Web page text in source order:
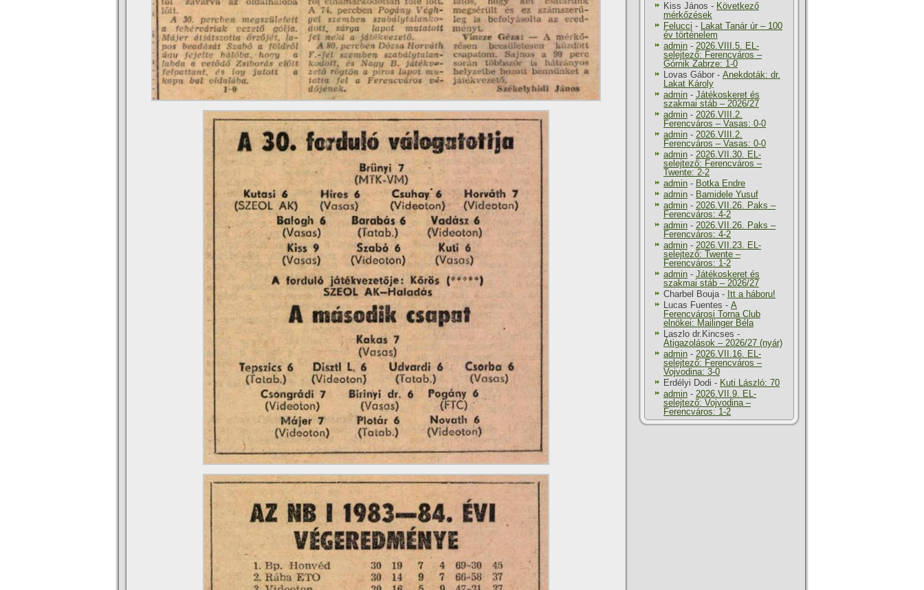
Kiss János - Következő
mérkőzések
Felucci - Lakat Tanár úr – 100
év történelem
admin - 2026.VIII.5. EL-
selejtező: Ferencváros –
Górnik Zabrze: 1-0
Lovas Gábor - Anekdoták: dr.
Lakat Károly
admin - Játékoskeret és
szakmai stáb – 2026/27
admin - 2026.VIII.2.
Ferencváros – Vasas: 0-0
admin - 2026.VIII.2.
Ferencváros – Vasas: 0-0
admin - 2026.VII.30. EL-
selejtező: Ferencváros –
Twente: 2-2
admin - Botka Endre
admin - Bamidele Yusuf
admin - 2026.VII.26. Paks –
Ferencváros: 4-2
admin - 2026.VII.26. Paks –
Ferencváros: 4-2
admin - 2026.VII.23. EL-
selejtező: Twente –
Ferencváros: 1-2
admin - Játékoskeret és
szakmai stáb – 2026/27
Charbel Bouja- Itt a háboru!
Lucas Fuentes - A
Ferencvárosi Torna Club
elnökei: Mailinger Béla
Laszlo dr.Kincses -
Átigazolások – 2026/27 (nyár)
admin - 2026.VII.16. EL-
selejtező: Ferencváros –
Vojvodina: 3-0
Erdélyi Dodi - Kuti László: 70
admin - 2026.VII.9. EL-
selejtező: Vojvodina –
Ferencváros: 1-2